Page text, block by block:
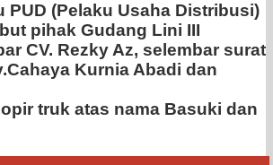
(Pelaku Usaha Distribusi)
pihak Gudang Lini III
CV. Rezky Az, selembar surat
Kurnia Abadi dan
truk atas nama Basuki dan